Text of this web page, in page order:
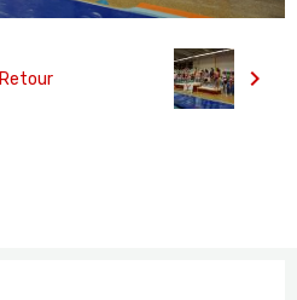
Retour